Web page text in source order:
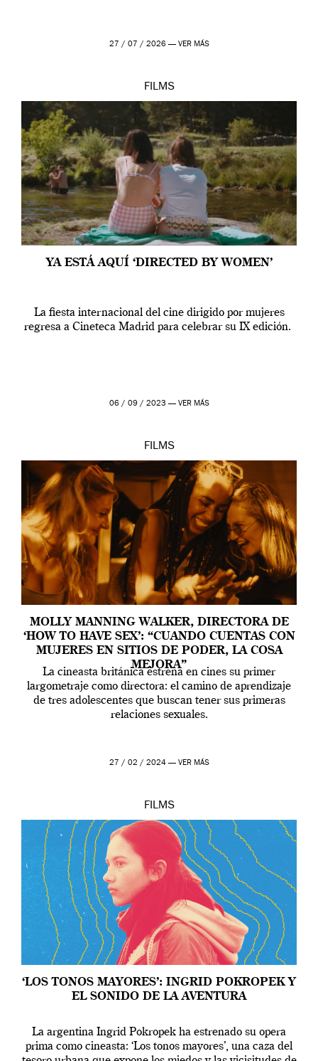
27 / 07 / 2026 — VER MÁS
FILMS
YA ESTÁ AQUÍ ‘DIRECTED BY WOMEN’
La fiesta internacional del cine dirigido por mujeres
regresa a Cineteca Madrid para celebrar su IX edición.
06 / 09 / 2023 — VER MÁS
FILMS
MOLLY MANNING WALKER, DIRECTORA DE
‘HOW TO HAVE SEX’: “CUANDO CUENTAS CON
MUJERES EN SITIOS DE PODER, LA COSA
MEJORA”
La cineasta británica estrena en cines su primer
largometraje como directora: el camino de aprendizaje
de tres adolescentes que buscan tener sus primeras
relaciones sexuales.
27 / 02 / 2024 — VER MÁS
FILMS
‘LOS TONOS MAYORES’: INGRID POKROPEK Y
EL SONIDO DE LA AVENTURA
La argentina Ingrid Pokropek ha estrenado su opera
prima como cineasta: ‘Los tonos mayores’, una caza del